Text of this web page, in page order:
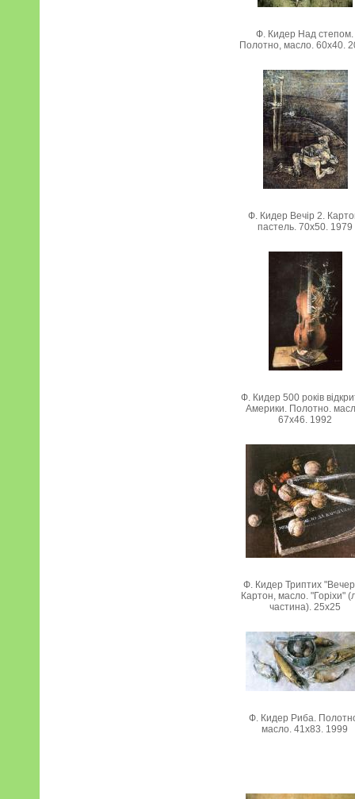
Ф. Кидер Над степом.
Полотно, масло. 60х40.
Ф. Кидер Вечір 2.
пастель. 70х50. 1979
Ф. Кидер 500 років
Америки. Полотно.
67х46. 1992
Ф. Кидер Триптих
Картон, масло. "Горіхи"
частина). 25х25
Ф. Кидер Риба.
масло. 41х83. 1999